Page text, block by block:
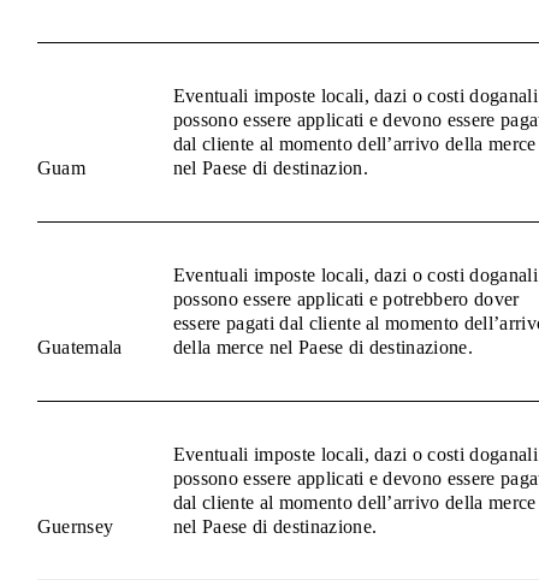
Guam
Eventuali imposte locali, dazi o costi doganali
possono essere applicati e devono essere
dal cliente al momento dell’arrivo della merce
nel Paese di destinazion.
Guatemala
Eventuali imposte locali, dazi o costi doganali
possono essere applicati e potrebbero dover
essere pagati dal cliente al momento
della merce nel Paese di destinazione.
Guernsey
Eventuali imposte locali, dazi o costi doganali
possono essere applicati e devono essere
dal cliente al momento dell’arrivo della merce
nel Paese di destinazione.